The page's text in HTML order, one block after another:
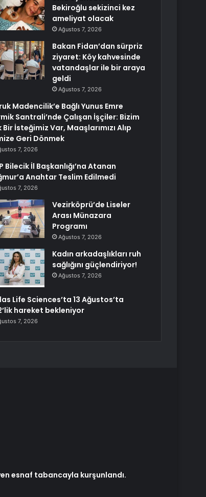
Bekiroğlu sekizinci kez
ameliyat olacak
Ağustos 7, 2026
Bakan Fidan’dan sürpriz
ziyaret: Köy kahvesinde
vatandaşlar ile bir araya
geldi
Ağustos 7, 2026
Madencilik’e Bağlı Yunus Emre
Santrali’nde Çalışan İşçiler: Bizim
Bir İsteğimiz Var, Maaşlarımızı Alıp
Geri Dönmek
7, 2026
Bilecik İl Başkanlığı’na Atanan
Anahtar Teslim Edilmedi
7, 2026
Vezirköprü’de Liseler
Arası Münazara
Programı
Ağustos 7, 2026
Kadın arkadaşlıkları ruh
sağlığını güçlendiriyor!
Ağustos 7, 2026
Life Sciences’ta 13 Ağustos’ta
hareket bekleniyor
7, 2026
esnaf tabancayla kurşunlandı.